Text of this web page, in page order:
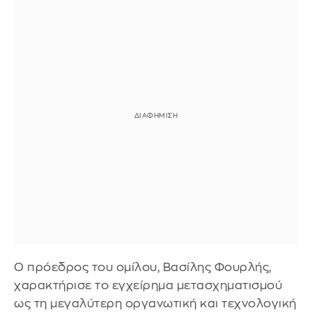
Ο πρόεδρος του ομίλου, Βασίλης Φουρλής,
χαρακτήρισε το εγχείρημα μετασχηματισμού
ως τη μεγαλύτερη οργανωτική και τεχνολογική